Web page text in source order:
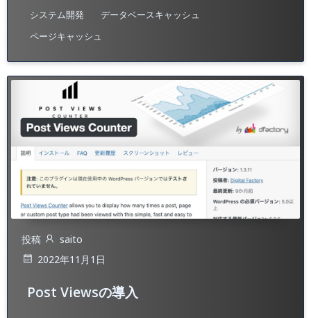
システム開発
データベースキャッシュ
ページキャッシュ
投稿
saito
2022年11月1日
Post Viewsの導入